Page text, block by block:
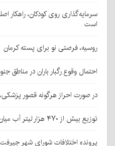
سرمایه‌گذاری روی کودکان،
است
روسیه، فرصتی نو برای پسته کرمان
احتمال وقوع رگبار باران در مناطق
در صورت احراز هرگونه قصور
توزیع بیش از ۴۷۰ هزار لیتر آب میان عزاداران جامانده اربعین در کرمان
پرونده اختلافات شورای شهر